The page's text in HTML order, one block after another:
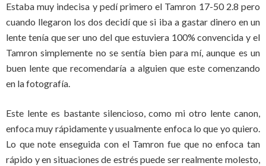
Estaba muy indecisa y pedí primero el Tamron 17-50 2.8 pero
cuando llegaron los dos decidí que si iba a gastar dinero en un
lente tenía que ser uno del que estuviera 100% convencida y el
Tamron simplemente no se sentía bien para mí, aunque es un
buen lente que recomendaría a alguien que este comenzando
en la fotografía.
Este lente es bastante silencioso, como mi otro lente canon,
enfoca muy rápidamente y usualmente enfoca lo que yo quiero.
Lo que note enseguida con el Tamron fue que no enfoca tan
rápido y en situaciones de estrés puede ser realmente molesto,